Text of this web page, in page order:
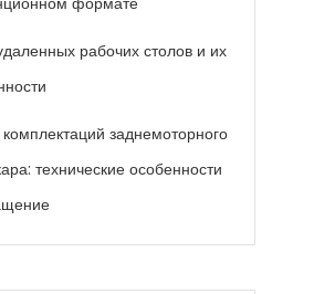
рабочих столов и их
заднемоторного
технические особенности